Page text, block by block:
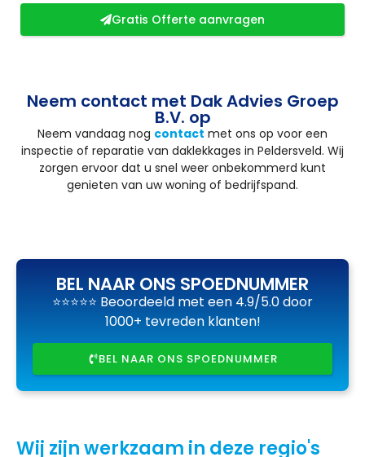
Gratis Offerte aanvragen
Neem contact met Dak Advies Groep
B.V. op
Neem vandaag nog contact met ons op voor een
inspectie of reparatie van daklekkages in Peldersveld. Wij
zorgen ervoor dat u snel weer onbekommerd kunt
genieten van uw woning of bedrijfspand.
BEL NAAR ONS SPOEDNUMMER
⭐⭐⭐⭐⭐ Beoordeeld met een 4.9/5.0 door
1000+ tevreden klanten!
BEL NAAR ONS SPOEDNUMMER
Wij zijn werkzaam in deze regio's